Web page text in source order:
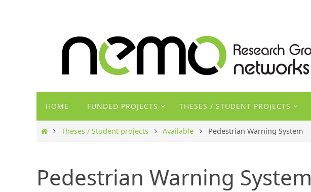
Inhalt
springen
HOME FUNDED PROJECTS THESES / STUDENT PROJECTS
StartTheses / Student projects Available Pedestrian Warning System
Pedestrian Warning System